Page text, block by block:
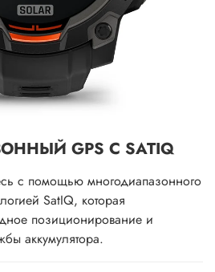
GPS С SATIQ
с помощью многодиапазонного
SatIQ, которая
позиционирование и
аккумулятора.